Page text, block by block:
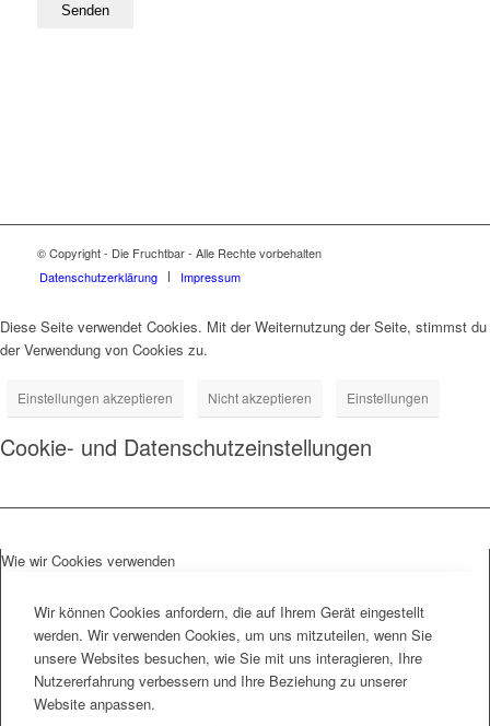
© Copyright - Die Fruchtbar - Alle Rechte vorbehalten
Datenschutz­erklärung
Impressum
Diese Seite verwendet Cookies. Mit der Weiternutzung der Seite, stimmst du
der Verwendung von Cookies zu.
Einstellungen akzeptieren Nicht akzeptieren Einstellungen
Cookie- und Datenschutzeinstellungen
Wie wir Cookies verwenden
Wir können Cookies anfordern, die auf Ihrem Gerät eingestellt
werden. Wir verwenden Cookies, um uns mitzuteilen, wenn Sie
unsere Websites besuchen, wie Sie mit uns interagieren, Ihre
Nutzererfahrung verbessern und Ihre Beziehung zu unserer
Website anpassen.